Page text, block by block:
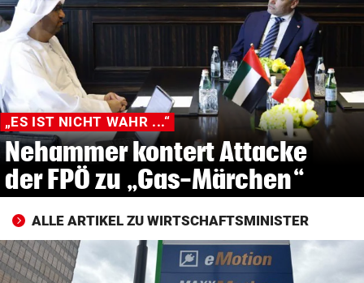
© Krone Multimedia GmbH & Co KG 2026
Muthgasse 2, 1190 Wien
„ES IST NICHT WAHR ...“
Nehammer kontert Attacke
der FPÖ zu „Gas-Märchen“
ALLE ARTIKEL ZU WIRTSCHAFTSMINISTER